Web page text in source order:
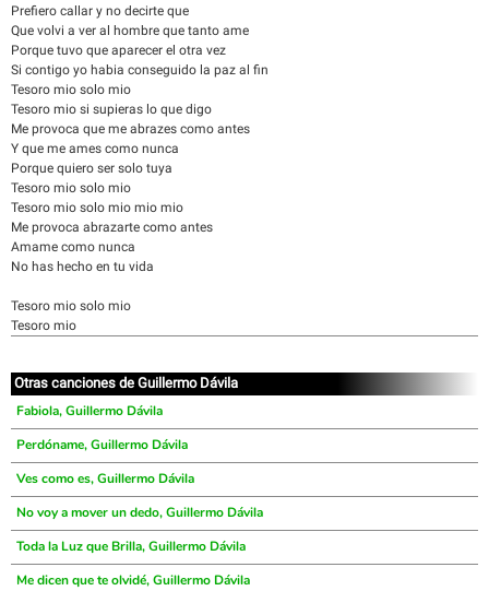
Prefiero callar y no decirte que
Que volvi a ver al hombre que tanto ame
Porque tuvo que aparecer el otra vez
Si contigo yo habia conseguido la paz al fin
Tesoro mio solo mio
Tesoro mio si supieras lo que digo
Me provoca que me abrazes como antes
Y que me ames como nunca
Porque quiero ser solo tuya
Tesoro mio solo mio
Tesoro mio solo mio mio mio
Me provoca abrazarte como antes
Amame como nunca
No has hecho en tu vida
Tesoro mio solo mio
Tesoro mio
Otras canciones de Guillermo Dávila
Fabiola, Guillermo Dávila
Perdóname, Guillermo Dávila
Ves como es, Guillermo Dávila
No voy a mover un dedo, Guillermo Dávila
Toda la Luz que Brilla, Guillermo Dávila
Me dicen que te olvidé, Guillermo Dávila